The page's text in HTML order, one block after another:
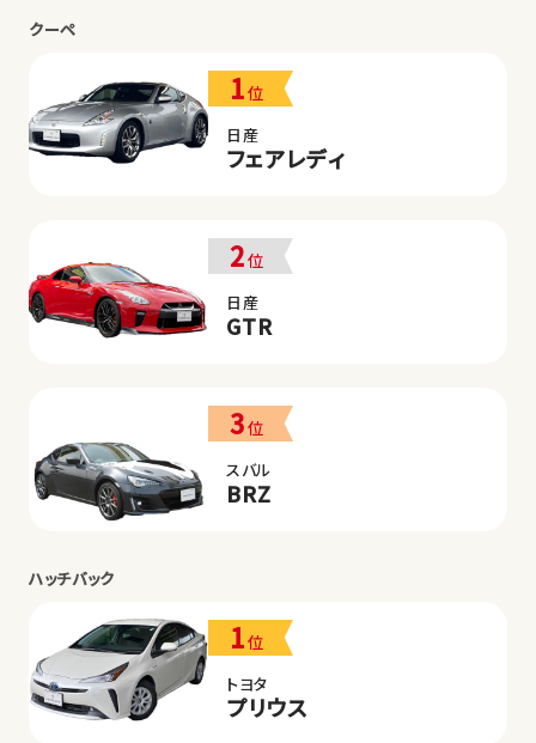
クーペ
1位
日産
フェアレディ
2位
日産
GTR
3位
スバル
BRZ
ハッチバック
1位
トヨタ
プリウス